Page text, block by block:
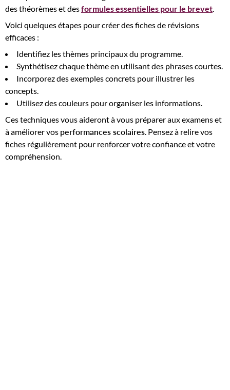
des théorèmes et desformules essentielles pour le brevet
Voici quelques étapes pour créer des fiches de révisions
efficaces :
Identifiez les thèmes principaux du programme.
Synthétisez chaque thème en utilisant des phrases courtes.
Incorporez des exemples concrets pour illustrer les
concepts.
Utilisez des couleurs pour organiser les informations.
Ces techniques vous aideront à vous préparer aux examens et
à améliorer vos performances scolaires . Pensez à relire vos
fiches régulièrement pour renforcer votre confiance et votre
compréhension.